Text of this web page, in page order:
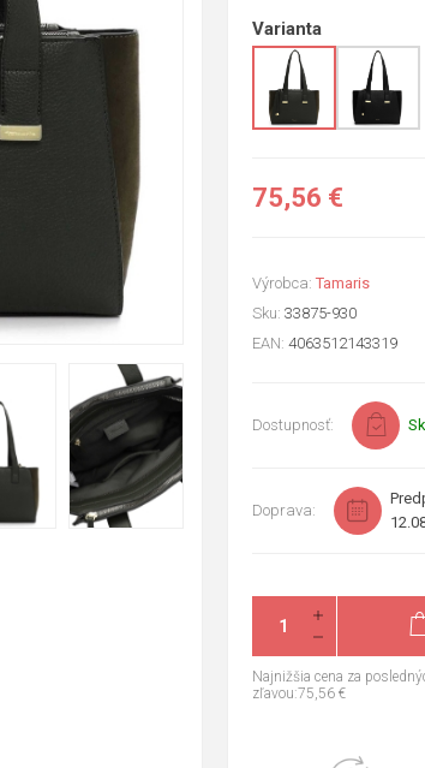
Varianta
75,56 €
Výrobca: Tamaris
Sku: 33875-930
EAN: 4063512143319
Dostupnosť:
Doprava:
Najnižšia cena za
zľavou:75,56 €